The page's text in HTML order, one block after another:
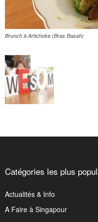
Brunch à Artichoke (Bras Basah)
Catégories les plus
Actualités & Info
A Faire à Singapour